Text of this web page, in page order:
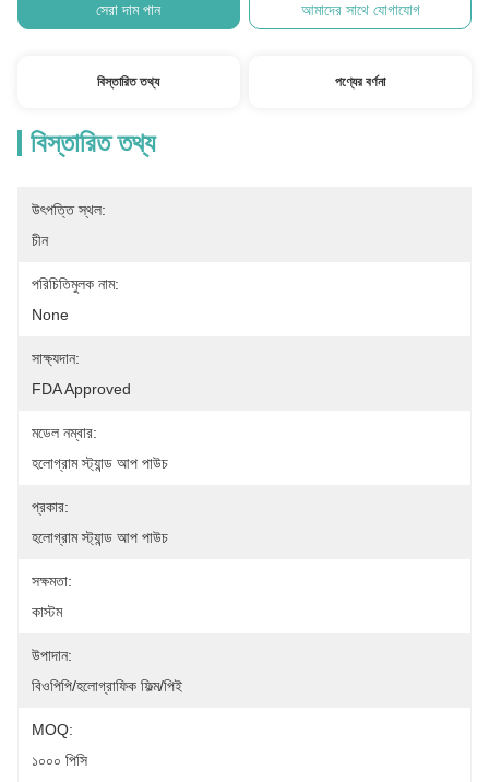
সেরা দাম পান আমাদের সাথে যোগাযোগ
বিস্তারিত তথ্য পণ্যের বর্ণনা
বিস্তারিত তথ্য
উৎপত্তি স্থল:
চীন
পরিচিতিমুলক নাম:
None
সাক্ষ্যদান:
FDA Approved
মডেল নম্বার:
হলোগ্রাম স্ট্যান্ড আপ পাউচ
প্রকার:
হলোগ্রাম স্ট্যান্ড আপ পাউচ
সক্ষমতা:
কাস্টম
উপাদান:
বিওপিপি/হলোগ্রাফিক ফিল্ম/পিই
MOQ:
১০০০ পিসি